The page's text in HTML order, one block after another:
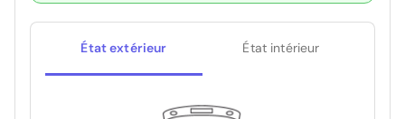
État extérieur État intérieur